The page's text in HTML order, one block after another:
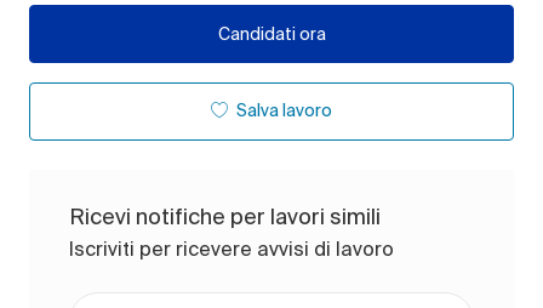
Candidati ora
Salva lavoro
Ricevi notifiche per lavori simili
Iscriviti per ricevere avvisi di lavoro